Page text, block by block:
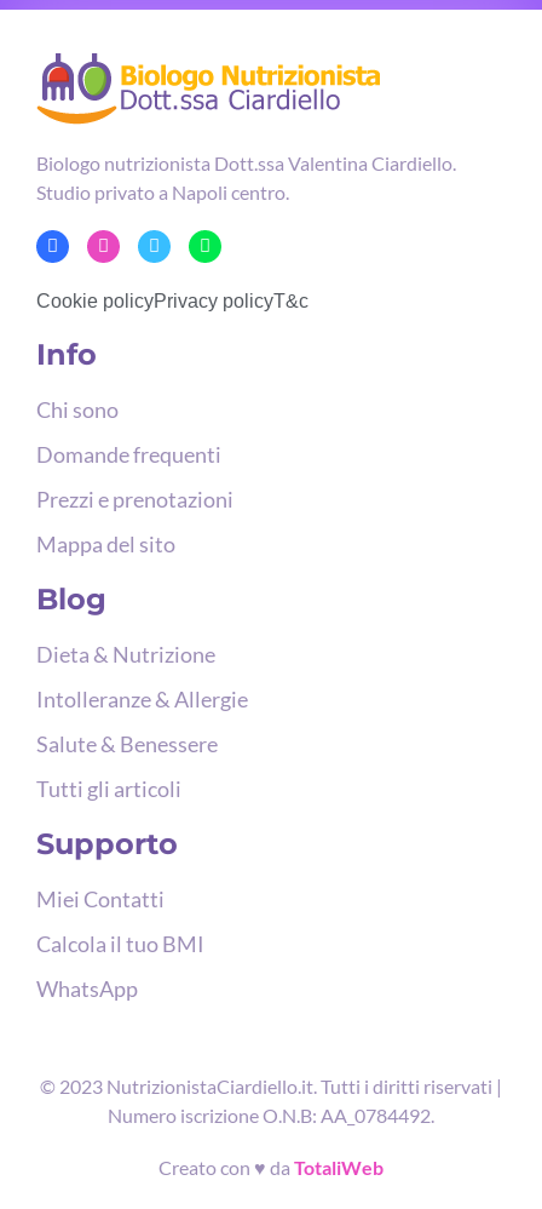
Biologo nutrizionista Dott.ssa Valentina Ciardiello.
Studio privato a Napoli centro.
Cookie policyPrivacy policyT&c
Info
Chi sono
Domande frequenti
Prezzi e prenotazioni
Mappa del sito
Blog
Dieta & Nutrizione
Intolleranze & Allergie
Salute & Benessere
Tutti gli articoli
Supporto
Miei Contatti
Calcola il tuo BMI
WhatsApp
© 2023 NutrizionistaCiardiello.it. Tutti i diritti riservati |
Numero iscrizione O.N.B: AA_0784492.
Creato con ♥ da TotaliWeb